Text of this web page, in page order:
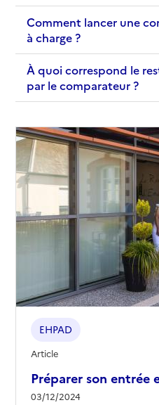
Comment lancer une
à charge ?
À quoi correspond le
par le comparateur ?
Préparer son entrée
03/12/2024
EHPAD
Article